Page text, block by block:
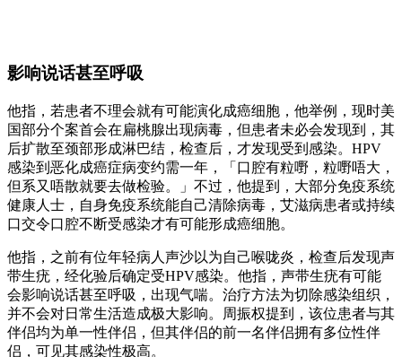
影响说话甚至呼吸
他指，若患者不理会就有可能演化成癌细胞，他举例，现时美
国部分个案首会在扁桃腺出现病毒，但患者未必会发现到，其
后扩散至颈部形成淋巴结，检查后，才发现受到感染。HPV
感染到恶化成癌症病变约需一年，「口腔有粒嘢，粒嘢唔大，
但系又唔散就要去做检验。」不过，他提到，大部分免疫系统
健康人士，自身免疫系统能自己清除病毒，艾滋病患者或持续
口交令口腔不断受感染才有可能形成癌细胞。
他指，之前有位年轻病人声沙以为自己喉咙炎，检查后发现声
带生疣，经化验后确定受HPV感染。他指，声带生疣有可能
会影响说话甚至呼吸，出现气喘。治疗方法为切除感染组织，
并不会对日常生活造成极大影响。周振权提到，该位患者与其
伴侣均为单一性伴侣，但其伴侣的前一名伴侣拥有多位性伴
侣，可见其感染性极高。